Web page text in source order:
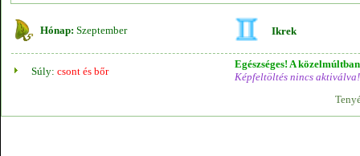
Hónap: Szeptember Ikrek
Súly: csont és bőr
Egészséges! A
Képfeltöltés nincs aktiválva!